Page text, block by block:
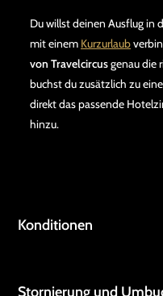
Du willst deinen Ausflug in
mit einem Kurzurlaub
von Travelcircusgenau die
buchst du zusätzlich zu
direkt das passende
hinzu.
Konditionen
Stornierung und